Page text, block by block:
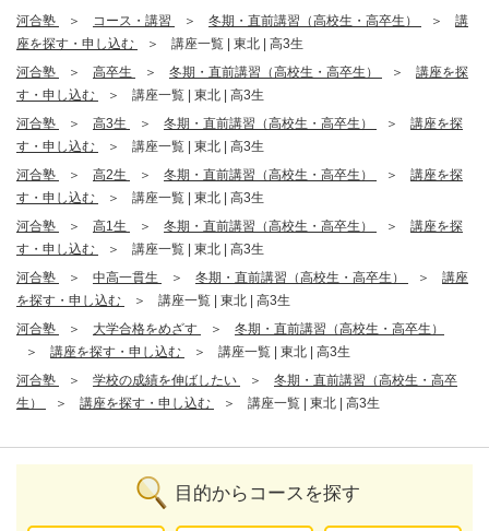
河合塾 コース・講習 冬期・直前講習（高校生・高卒生）
講
座を探す・申し込む
講座一覧 | 東北 | 高3生
河合塾
高卒生 冬期・直前講習（高校生・高卒生）
講座を探
す・申し込む
講座一覧 | 東北 | 高3生
河合塾
高3生 冬期・直前講習（高校生・高卒生）
講座を探
す・申し込む
講座一覧 | 東北 | 高3生
河合塾
高2生 冬期・直前講習（高校生・高卒生）
講座を探
す・申し込む
講座一覧 | 東北 | 高3生
河合塾
高1生 冬期・直前講習（高校生・高卒生）
講座を探
す・申し込む
講座一覧 | 東北 | 高3生
河合塾
中高一貫生 冬期・直前講習（高校生・高卒生）
講座
を探す・申し込む
講座一覧 | 東北 | 高3生
河合塾
大学合格をめざす
冬期・直前講習（高校生・高卒生）
講座を探す・申し込む
講座一覧 | 東北 | 高3生
河合塾
学校の成績を伸ばしたい
冬期・直前講習（高校生・高卒
生）
講座を探す・申し込む 講座一覧 | 東北 | 高3生
目的からコースを探す